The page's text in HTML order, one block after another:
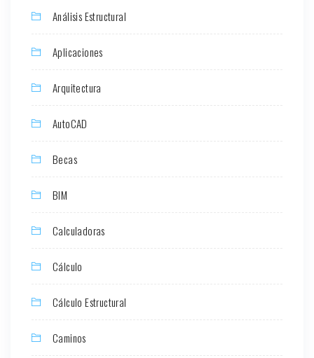
Análisis Estructural
Aplicaciones
Arquitectura
AutoCAD
Becas
BIM
Calculadoras
Cálculo
Cálculo Estructural
Caminos